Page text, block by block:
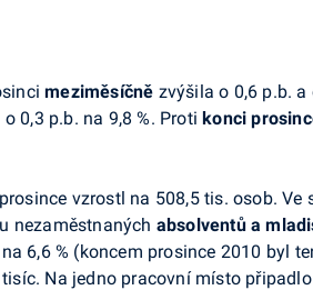
meziměsíčně zvýšila o 0,6 p.b. a
0,3 p.b. na 9,8 %. Protikonci
vzrostl na 508,5 tis. osob.
nezaměstnaných absolventů a
6,6 % (koncem prosince 2010 byl
Na jedno pracovní místo